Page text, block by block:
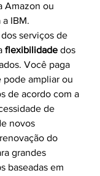
Amazon ou
IBM.
serviços de
flexibilidade dos
Você paga
pode ampliar ou
de acordo com a
de
novos
do
grandes
baseadas em